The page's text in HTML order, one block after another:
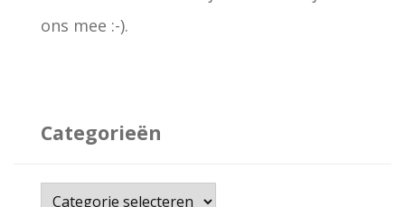
ons mee :-).
Categorieën